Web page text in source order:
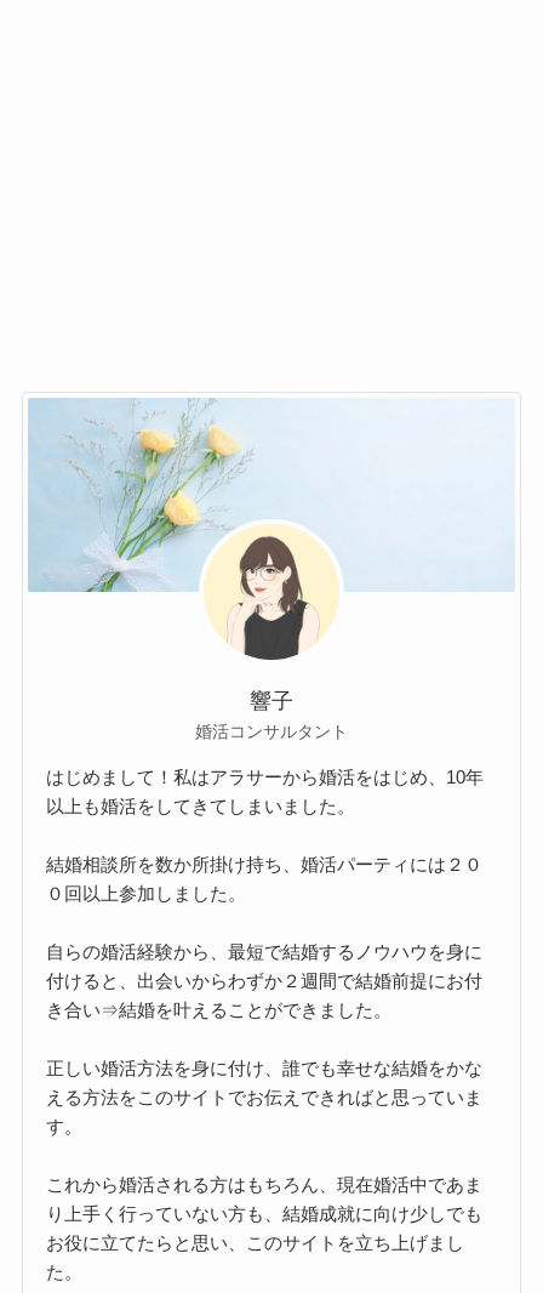
響子
婚活コンサルタント
はじめまして！私はアラサーから婚活をはじめ、10年
以上も婚活をしてきてしまいました。
結婚相談所を数か所掛け持ち、婚活パーティには２０
０回以上参加しました。
自らの婚活経験から、最短で結婚するノウハウを身に
付けると、出会いからわずか２週間で結婚前提にお付
き合い⇒結婚を叶えることができました。
正しい婚活方法を身に付け、誰でも幸せな結婚をかな
える方法をこのサイトでお伝えできればと思っていま
す。
これから婚活される方はもちろん、現在婚活中であま
り上手く行っていない方も、結婚成就に向け少しでも
お役に立てたらと思い、このサイトを立ち上げまし
た。